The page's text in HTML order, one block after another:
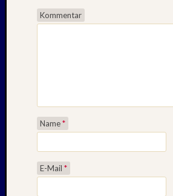
Kommentar
Name*
E-Mail *